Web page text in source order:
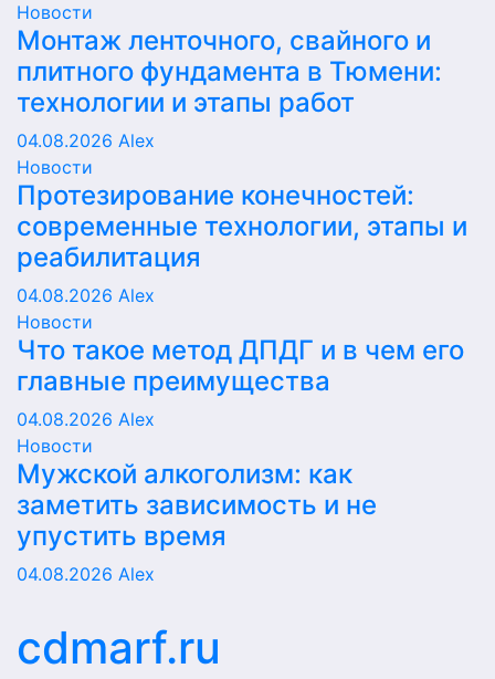
Новости
Монтаж ленточного, свайного и
плитного фундамента в Тюмени:
технологии и этапы работ
04.08.2026 Alex
Новости
Протезирование конечностей:
современные технологии, этапы и
реабилитация
04.08.2026 Alex
Новости
Что такое метод ДПДГ и в чем его
главные преимущества
04.08.2026 Alex
Новости
Мужской алкоголизм: как
заметить зависимость и не
упустить время
04.08.2026 Alex
cdmarf.ru